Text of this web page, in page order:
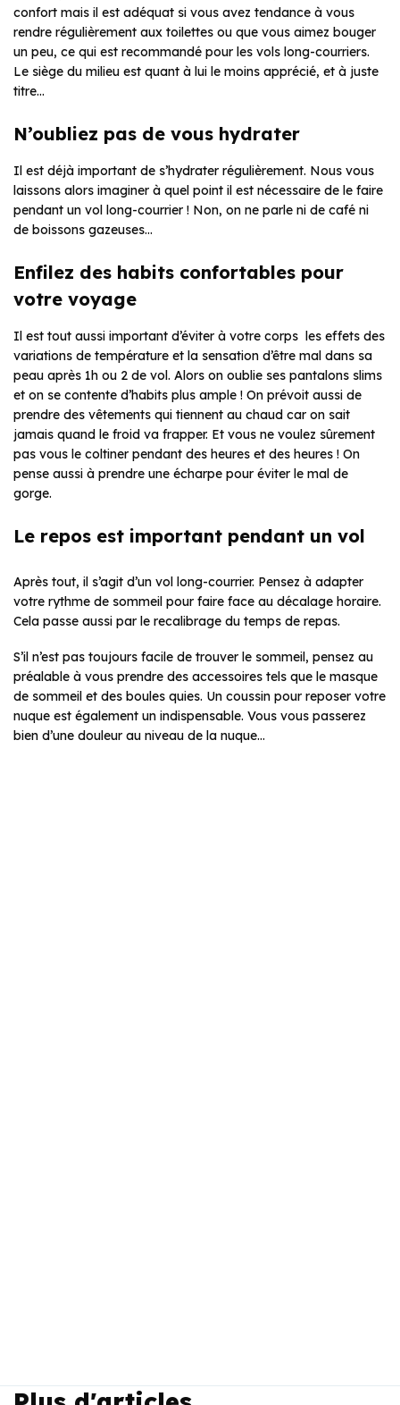
confort mais il est adéquat si vous avez tendance à vous
rendre régulièrement aux toilettes ou que vous aimez bouger
un peu, ce qui est recommandé pour les vols long-courriers.
Le siège du milieu est quant à lui le moins apprécié, et à juste
titre…
N’oubliez pas de vous hydrater
Il est déjà important de s’hydrater régulièrement. Nous vous
laissons alors imaginer à quel point il est nécessaire de le faire
pendant un vol long-courrier ! Non, on ne parle ni de café ni
de boissons gazeuses…
Enfilez des habits confortables pour
votre voyage
Il est tout aussi important d’éviter à votre corps les effets des
variations de température et la sensation d’être mal dans sa
peau après 1h ou 2 de vol. Alors on oublie ses pantalons slims
et on se contente d’habits plus ample ! On prévoit aussi de
prendre des vêtements qui tiennent au chaud car on sait
jamais quand le froid va frapper. Et vous ne voulez sûrement
pas vous le coltiner pendant des heures et des heures ! On
pense aussi à prendre une écharpe pour éviter le mal de
gorge.
Le repos est important pendant un vol
Après tout, il s’agit d’un vol long-courrier. Pensez à adapter
votre rythme de sommeil pour faire face au décalage horaire.
Cela passe aussi par le recalibrage du temps de repas.
S’il n’est pas toujours facile de trouver le sommeil, pensez au
préalable à vous prendre des accessoires tels que le masque
de sommeil et des boules quies. Un coussin pour reposer votre
nuque est également un indispensable. Vous vous passerez
bien d’une douleur au niveau de la nuque…